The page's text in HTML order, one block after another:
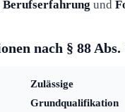
Berufserfahrung und
nach § 88 Abs.
Zulässige
Grundqualifikation